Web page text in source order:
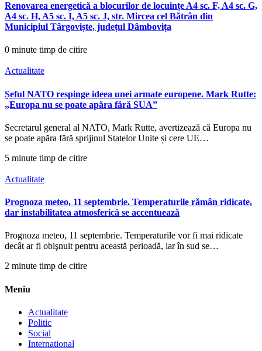
Renovarea energetică a blocurilor de locuințe A4 sc. F, A4 sc. G,
A4 sc. H, A5 sc. I, A5 sc. J, str. Mircea cel Bătrân din
Municipiul Târgoviște, județul Dâmbovița
0 minute timp de citire
Actualitate
Șeful NATO respinge ideea unei armate europene. Mark Rutte:
„Europa nu se poate apăra fără SUA”
Secretarul general al NATO, Mark Rutte, avertizează că Europa nu
se poate apăra fără sprijinul Statelor Unite și cere UE…
5 minute timp de citire
Actualitate
Prognoza meteo, 11 septembrie. Temperaturile rămân ridicate,
dar instabilitatea atmosferică se accentuează
Prognoza meteo, 11 septembrie. Temperaturile vor fi mai ridicate
decât ar fi obişnuit pentru această perioadă, iar în sud se…
2 minute timp de citire
Meniu
Actualitate
Politic
Social
International